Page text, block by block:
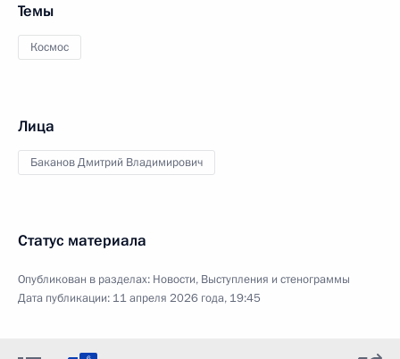
Темы
Космос
Лица
Баканов Дмитрий Владимирович
Статус материала
Опубликован в разделах: Новости, Выступления и стенограммы
Дата публикации: 11 апреля 2026 года, 19:45